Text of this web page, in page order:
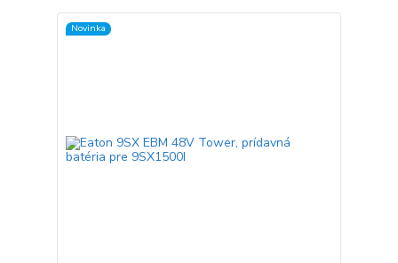
Novinka